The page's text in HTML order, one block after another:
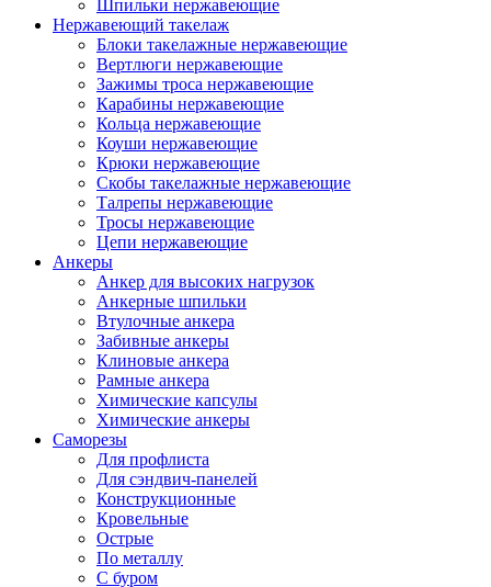
Шпильки нержавеющие
Нержавеющий такелаж
Блоки такелажные нержавеющие
Вертлюги нержавеющие
Зажимы троса нержавеющие
Карабины нержавеющие
Кольца нержавеющие
Коуши нержавеющие
Крюки нержавеющие
Скобы такелажные нержавеющие
Талрепы нержавеющие
Тросы нержавеющие
Цепи нержавеющие
Анкеры
Анкер для высоких нагрузок
Анкерные шпильки
Втулочные анкера
Забивные анкеры
Клиновые анкера
Рамные анкера
Химические капсулы
Химические анкеры
Саморезы
Для профлиста
Для сэндвич-панелей
Конструкционные
Кровельные
Острые
По металлу
С буром